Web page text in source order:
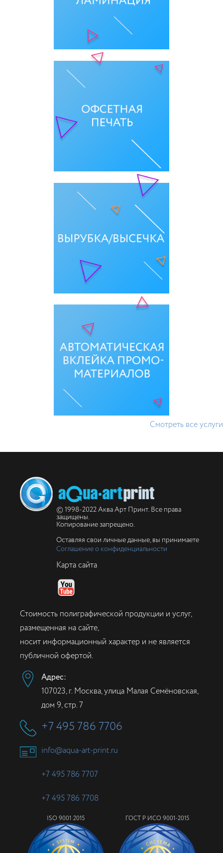
Смотреть все услуги
© 1998-2022 Аква Арт Принт. Все права
защищены.
Копирование запрещено.
Оставляя свои личные данные, вы принимаете
Соглашение о конфиденциальности
Карта сайта
Стоимость полиграфической продукции и услуг,
размещенная на сайте,
носит информационный характер и не является
публичной офертой.
Адрес:
107023, г. Москва, улица Малая Семёновская,
дом 9, стр. 7
+7 495 786 7706
info@aqua-art-print.ru
+7 495 786 7707
+7 495 786 7708
ISO 9001:2015 ГОСТ Р ИСО 9001-2015